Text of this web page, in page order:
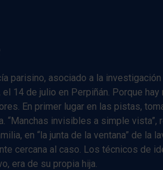
parisino, asociado a la
14 de julio en Perpiñán. Porque hay
En primer lugar en las pistas,
invisibles a simple vista”,
en “la junta de la ventana” de la
cercana al caso. Los técnicos de
era de su propia hija.